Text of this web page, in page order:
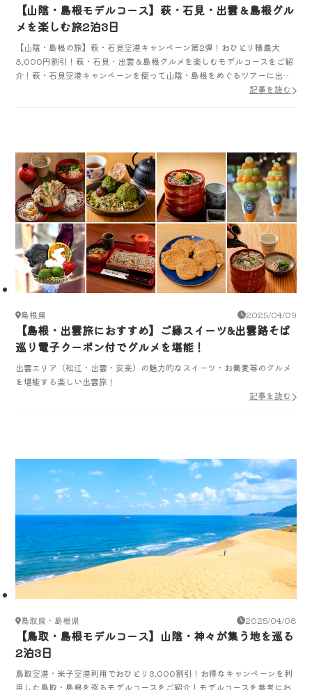
【山陰・島根モデルコース】萩・石見・出雲＆島根グル
メを楽しむ旅2泊3日
【山陰・島根の旅】萩・石見空港キャンペーン第2弾！おひとり様最大
8,000円割引！萩・石見・出雲＆島根グルメを楽しむモデルコースをご紹
介！萩・石見空港キャンペーンを使って山陰・島根をめぐるツアーに出か
記事を読む
島根県 2025/04/09
【島根・出雲旅におすすめ】ご縁スイーツ&出雲路そば
巡り電子クーポン付でグルメを堪能！
出雲エリア（松江・出雲・安来）の魅力的なスイーツ・お蕎麦等のグルメ
を堪能する楽しい出雲旅！
記事を読む
鳥取県・島根県 2025/04/08
【鳥取・島根モデルコース】山陰・神々が集う地を巡る
2泊3日
鳥取空港・米子空港利用でおひとり3,000割引！お得なキャンペーンを利
用した鳥取・島根を巡るモデルコースをご紹介！モデルコースを参考にお